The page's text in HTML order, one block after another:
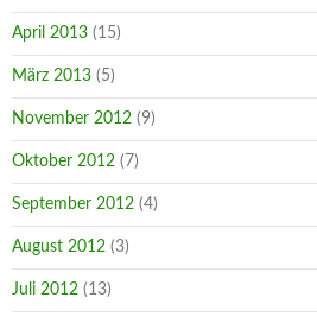
April 2013 (15)
März 2013 (5)
November 2012 (9)
Oktober 2012 (7)
September 2012 (4)
August 2012 (3)
Juli 2012 (13)